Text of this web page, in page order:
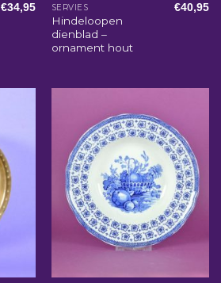
€34,95 SERVIES
Hindeloopen
dienblad –
ornament hout
€40,95